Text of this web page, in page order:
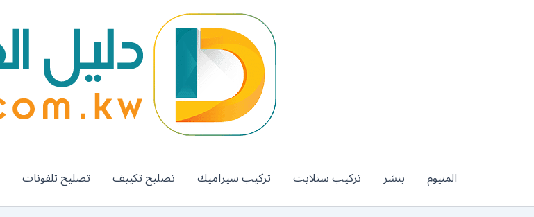
المنيوم بنشر تركيب ستلايت تركيب سيراميك تصليح تكييف تصليح تلفونات